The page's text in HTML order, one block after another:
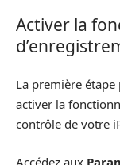
Activer la
La première
activer la
contrôle de votre
Accédez aux